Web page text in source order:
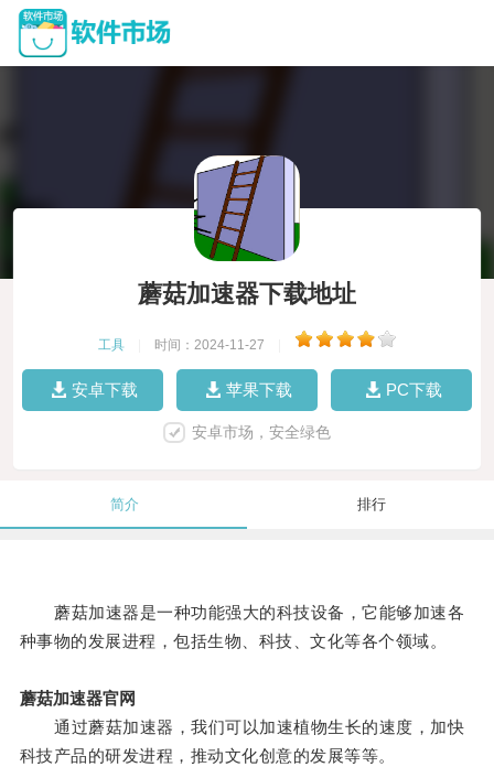
蘑菇加速器下载地址
工具 时间：2024-11-27
安卓下载 苹果下载 PC下载
安卓市场，安全绿色
简介 排行
蘑菇加速器是一种功能强大的科技设备，它能够加速各
种事物的发展进程，包括生物、科技、文化等各个领域。
蘑菇加速器官网
通过蘑菇加速器，我们可以加速植物生长的速度，加快
科技产品的研发进程，推动文化创意的发展等等。